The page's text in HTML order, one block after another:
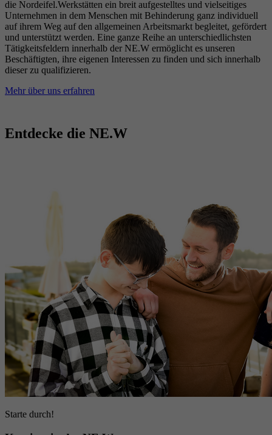
die Nordeifel.Werkstätten ein breit aufgestelltes und vielseitiges
Unternehmen in dem Menschen mit Behinderung ganz individuell
auf ihrem Weg auf den allgemeinen Arbeitsmarkt begleitet, gefördert
und unterstützt werden. Eine ganze Reihe an unterschiedlichsten
Tätigkeitsfeldern innerhalb der NE.W ermöglicht es unseren
Beschäftigten, ihre eigenen Interessen zu finden und sich innerhalb
dieser zu qualifizieren.
Mehr über uns erfahren
Entdecke die NE.W
Starte durch!